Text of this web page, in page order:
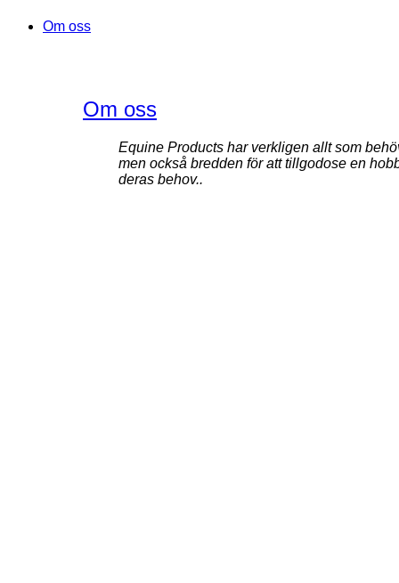
Om oss
Om oss
Equine Products har verkligen allt som
men också bredden för att tillgodose en
deras behov..